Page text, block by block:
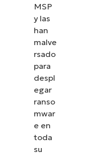
MSP
y las
han
malve
rsado
para
despl
egar
ranso
mwar
e en
toda
su